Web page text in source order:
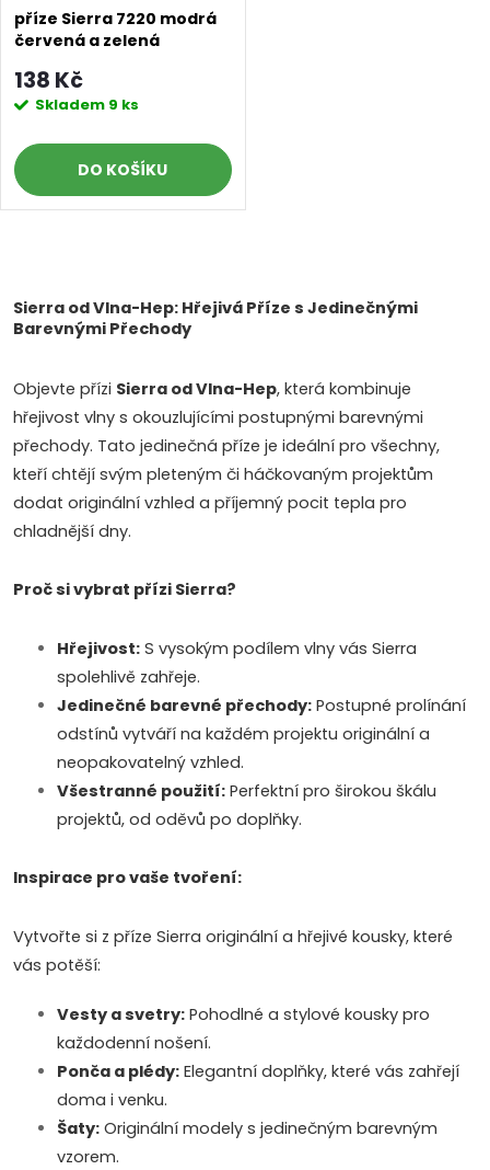
příze Sierra 7220 modrá
červená a zelená
138 Kč
Skladem 9 ks
DO KOŠÍKU
v
á
d
a
c
í
ý
p
i
Sierra od Vlna-Hep: Hřejivá Příze s Jedinečnými
Barevnými Přechody
Objevte přízi Sierra od Vlna-Hep, která kombinuje
hřejivost vlny s okouzlujícími postupnými barevnými
přechody. Tato jedinečná příze je ideální pro všechny,
kteří chtějí svým pleteným či háčkovaným projektům
dodat originální vzhled a příjemný pocit tepla pro
chladnější dny.
Proč si vybrat přízi Sierra?
Hřejivost: S vysokým podílem vlny vás Sierra
spolehlivě zahřeje.
Jedinečné barevné přechody: Postupné prolínání
odstínů vytváří na každém projektu originální a
neopakovatelný vzhled.
Všestranné použití: Perfektní pro širokou škálu
projektů, od oděvů po doplňky.
Inspirace pro vaše tvoření:
Vytvořte si z příze Sierra originální a hřejivé kousky, které
vás potěší:
Vesty a svetry: Pohodlné a stylové kousky pro
každodenní nošení.
Ponča a plédy: Elegantní doplňky, které vás zahřejí
doma i venku.
Šaty: Originální modely s jedinečným barevným
vzorem.